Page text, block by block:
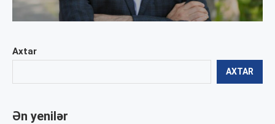
Axtar
AXTAR
Ən yenilər